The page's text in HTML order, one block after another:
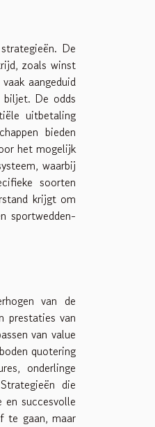
De
zoals winst
aangeduid
biljet. De odds
uitbetaling
bieden
het mogelijk
waarbij
soorten
krijgt om
sportwedden-
van de
prestaties van
van value
quotering
onderlinge
die
en succesvolle
te gaan, maar